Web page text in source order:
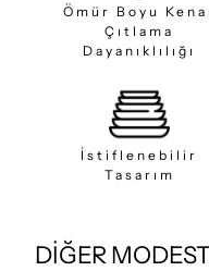
Ömür Boyu
Çıtlama
Dayanıklılığı
İstiflenebilir
Tasarım
DİĞER